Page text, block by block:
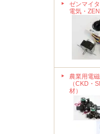
ゼンマイ
電気・
農業用電
（CKD・
材）